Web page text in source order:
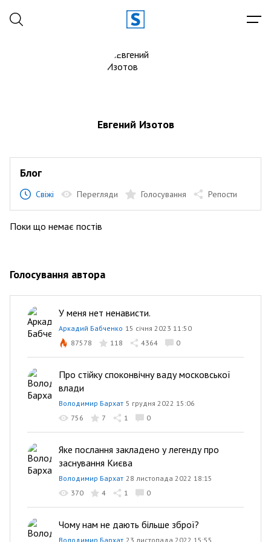
Евгений Изотов
Блог
Свіжі Перегляди Голосування Репости
Поки що немає постів
Голосування автора
У меня нет ненависти.
Аркадий Бабченко 15 січня 2023 11:50
87578
118 4364 0
Про стійку споконвічну ваду московської
влади
Володимир Бархат 5 грудня 2022 15:06
756
7 1 0
Яке послання закладено у легенду про
заснування Києва
Володимир Бархат 28 листопада 2022 18:15
370
4 1 0
Чому нам не дають більше зброї?
Володимир Бархат 23 листопада 2022 15:55